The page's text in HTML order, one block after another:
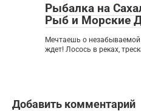
Рыбалка на
Рыб и Морские
Мечтаешь о
ждет! Лосось в реках,
Добавить комментарий